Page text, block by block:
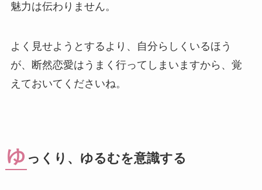
魅力は伝わりません。
よく見せようとするより、自分らしくいるほう
が、断然恋愛はうまく行ってしまいますから、覚
えておいてくださいね。
ゆ っくり、ゆるむを意識する